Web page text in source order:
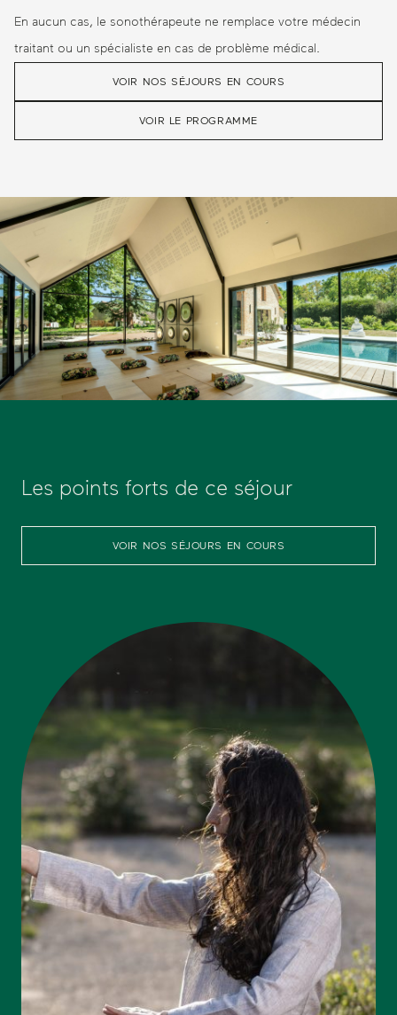
En aucun cas, le sonothérapeute ne remplace votre médecin
traitant ou un spécialiste en cas de problème médical.
VOIR NOS SÉJOURS EN COURS
VOIR LE PROGRAMME
Les points forts de ce séjour
VOIR NOS SÉJOURS EN COURS